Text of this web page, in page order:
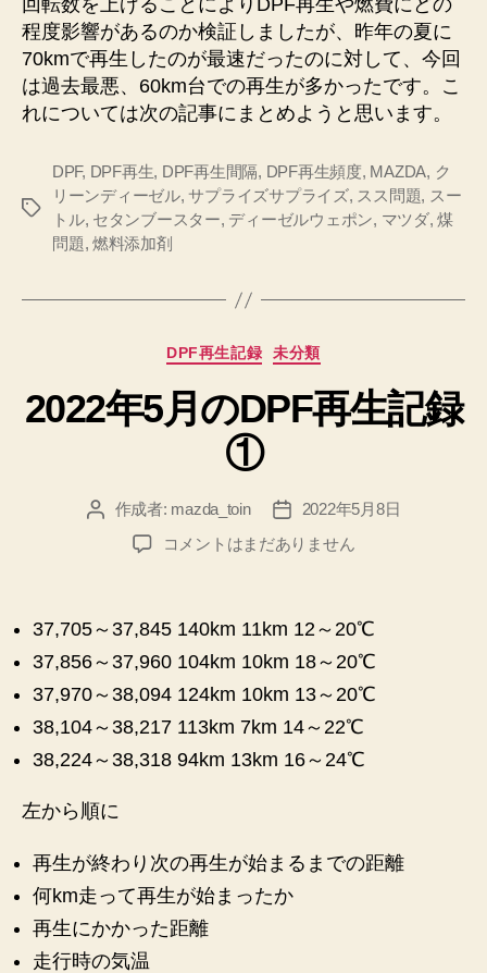
回転数を上げることによりDPF再生や燃費にどの
程度影響があるのか検証しましたが、昨年の夏に
70kmで再生したのが最速だったのに対して、今回
は過去最悪、60km台での再生が多かったです。こ
れについては次の記事にまとめようと思います。
タ
DPF, DPF再生, DPF再生間隔, DPF再生頻度, MAZDA, ク
リーンディーゼル,サプライズサプライズ, スス問題, スー
トル, セタンブースター, ディーゼルウェポン, マツダ,煤
問題, 燃料添加剤
カ
ゴ
リ
ー
DPF再生記録 未分類
2022年5月のDPF再生記録
①
投 作成者: mazda_toin
投
稿
日
2022年5月8日
2022
の
DPF
再
記
録
コメントはまだありません
37,705～37,845 140km 11km 12～20℃
37,856～37,960 104km 10km 18～20℃
37,970～38,094 124km 10km 13～20℃
38,104～38,217 113km 7km 14～22℃
38,224～38,318 94km 13km 16～24℃
左から順に
再生が終わり次の再生が始まるまでの距離
何km走って再生が始まったか
再生にかかった距離
走行時の気温